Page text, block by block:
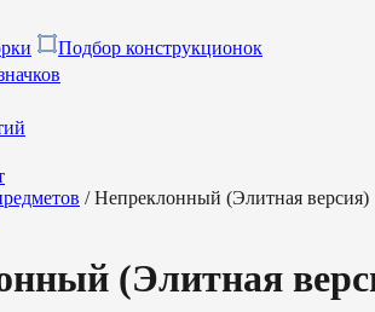
Подбор конструкционок
/ Непреклонный (Элитная версия)
(Элитная